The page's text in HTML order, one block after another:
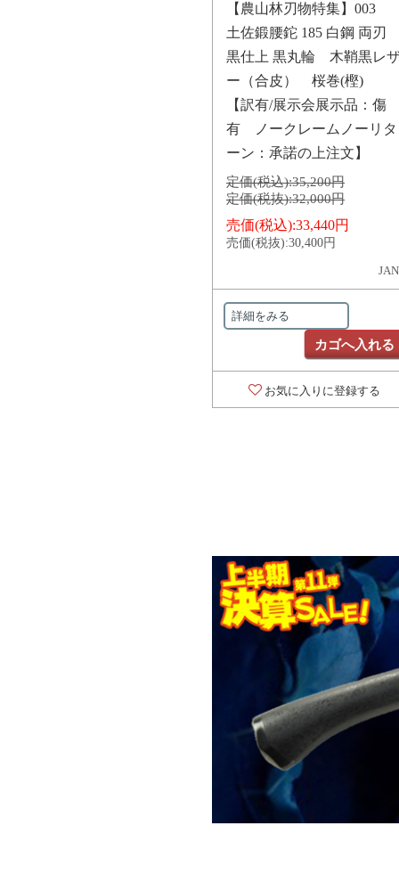
【農山林刃物特集】003
土佐鍛腰鉈 185 白鋼 両刃
黒仕上 黒丸輪 木鞘黒レ
ー（合皮） 桜巻(樫)
【訳有/展示会展示品：傷
有 ノークレームノーリタ
ーン：承諾の上注文】
定価(税込):35,200円
定価(税抜):32,000円
売価(税込):33,440円
売価(税抜):30,400円
詳細をみる
カゴへ入れる
お気に入りに登録する